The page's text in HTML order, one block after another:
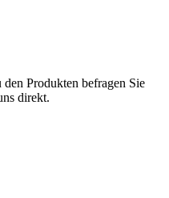
Produkten befragen Sie
direkt.